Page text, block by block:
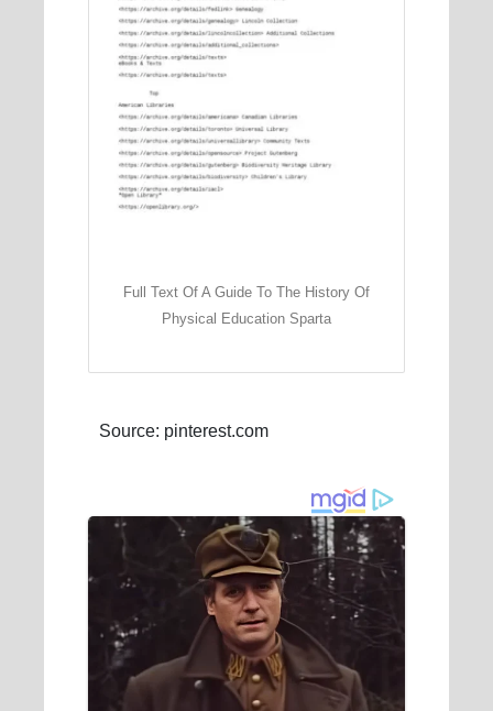
Full Text Of A Guide To The History Of
Physical Education Sparta
Source: pinterest.com